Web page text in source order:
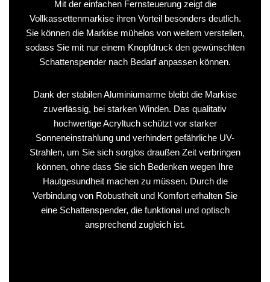
Mit der einfachen Fernsteuerung zeigt die
Vollkassettenmarkise ihren Vorteil besonders deutlich.
Sie können die Markise mühelos von weitem verstellen,
sodass Sie mit nur einem Knopfdruck den gewünschten
Schattenspender nach Bedarf anpassen können.
Dank der stabilen Aluminiumarme bleibt die Markise
zuverlässig, bei starken Winden. Das qualitativ
hochwertige Acryltuch schützt vor starker
Sonneneinstrahlung und verhindert gefährliche UV-
Strahlen, um Sie sich sorglos draußen Zeit verbringen
können, ohne dass Sie sich Bedenken wegen Ihre
Hautgesundheit machen zu müssen. Durch die
Verbindung von Robustheit und Komfort erhalten Sie
eine Schattenspender, die funktional und optisch
ansprechend zugleich ist.